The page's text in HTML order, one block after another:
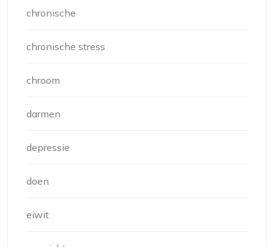
chronische
chronische stress
chroom
darmen
depressie
doen
eiwit